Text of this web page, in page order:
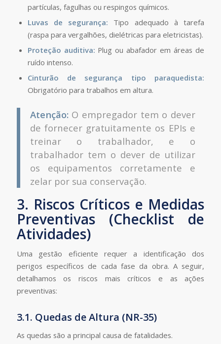
partículas, fagulhas ou respingos químicos.
Luvas de segurança: Tipo adequado à tarefa
(raspa para vergalhões, dielétricas para eletricistas).
Proteção auditiva: Plug ou abafador em áreas de
ruído intenso.
Cinturão de segurança tipo paraquedista:
Obrigatório para trabalhos em altura.
Atenção: O empregador tem o dever
de fornecer gratuitamente os EPIs e
treinar o trabalhador, e o
trabalhador tem o dever de utilizar
os equipamentos corretamente e
zelar por sua conservação.
3. Riscos Críticos e Medidas
Preventivas (Checklist de
Atividades)
Uma gestão eficiente requer a identificação dos
perigos específicos de cada fase da obra. A seguir,
detalhamos os riscos mais críticos e as ações
preventivas:
3.1. Quedas de Altura (NR-35)
As quedas são a principal causa de fatalidades.